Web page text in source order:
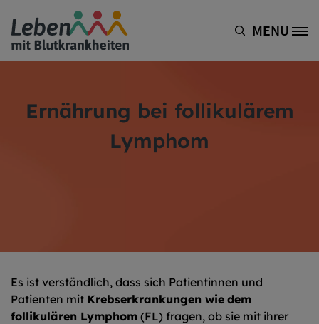
Site Logo MENU
Ernährung bei follikulärem
Lymphom
Es ist verständlich, dass sich Patientinnen und
Patienten mit Krebserkrankungen wie dem
follikulären Lymphom (FL) fragen, ob sie mit ihrer